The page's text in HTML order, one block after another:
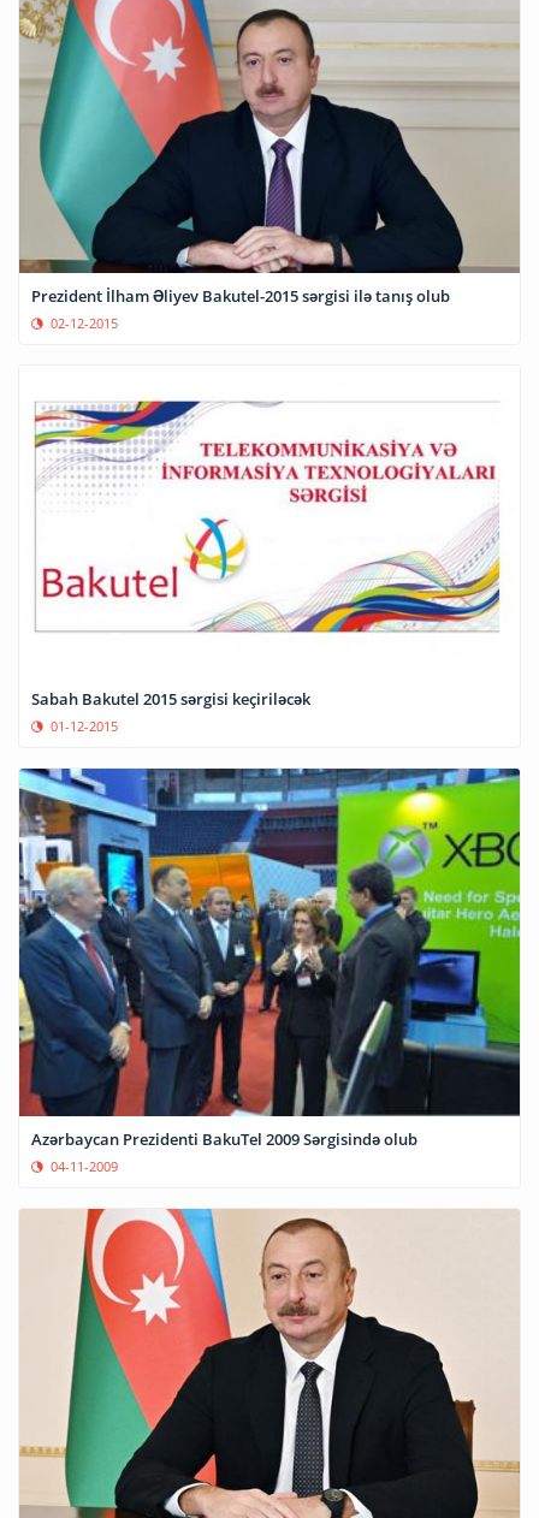
Prezident İlham Əliyev Bakutel-2015 sərgisi ilə tanış olub
02-12-2015
Sabah Bakutel 2015 sərgisi keçiriləcək
01-12-2015
Azərbaycan Prezidenti BakuTel 2009 Sərgisində olub
04-11-2009